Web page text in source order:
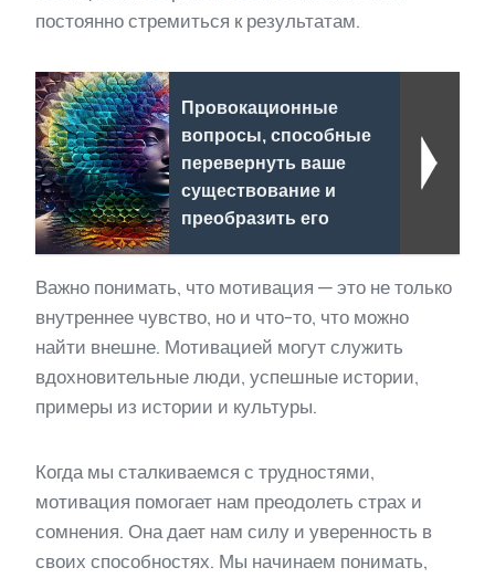
постоянно стремиться к результатам.
Провокационные
вопросы, способные
перевернуть ваше
существование и
преобразить его
Важно понимать, что мотивация — это не только
внутреннее чувство, но и что-то, что можно
найти внешне. Мотивацией могут служить
вдохновительные люди, успешные истории,
примеры из истории и культуры.
Когда мы сталкиваемся с трудностями,
мотивация помогает нам преодолеть страх и
сомнения. Она дает нам силу и уверенность в
своих способностях. Мы начинаем понимать,